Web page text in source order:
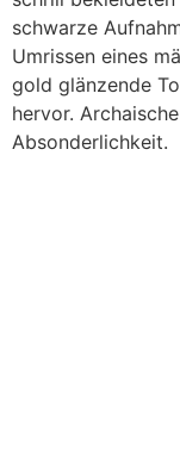
schwarze
Umrissen eines
gold glänzende
hervor.
Absonderlichkeit.